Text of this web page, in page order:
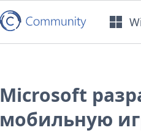
Microsoft
мобильную